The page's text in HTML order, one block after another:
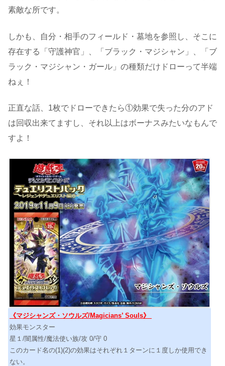
素敵な所です。
しかも、自分・相手のフィールド・墓地を参照し、そこに
存在する「守護神官」、「ブラック・マジシャン」、「ブ
ラック・マジシャン・ガール」の種類だけドローって半端
ねぇ！
正直な話、1枚でドローできたら①効果で失った分のアド
は回収出来てますし、それ以上はボーナスみたいなもんで
すよ！
《マジシャンズ・ソウルズ/Magicians’ Souls》
効果モンスター
星１/闇属性/魔法使い族/攻 0/守 0
このカード名の(1)(2)の効果はそれぞれ１ターンに１度しか使用でき
ない。